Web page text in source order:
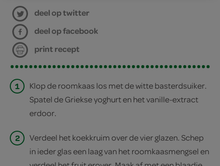
deel op twitter
deel op facebook
print recept
1
Klop de roomkaas los met de witte basterdsuiker.
Spatel de Griekse yoghurt en het vanille-extract
erdoor.
2
Verdeel het koekkruim over de vier glazen. Schep
in ieder glas een laag van het roomkaasmengsel en